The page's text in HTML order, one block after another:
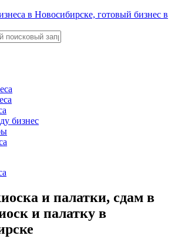
в Новосибирске, готовый бизнес в
бизнес
и палатки, сдам в
и палатку в